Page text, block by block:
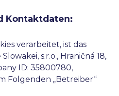
Kontaktdaten:
verarbeitet, ist das
s.r.o., Hraničná 18,
ID: 35800780,
Folgenden „Betreiber“